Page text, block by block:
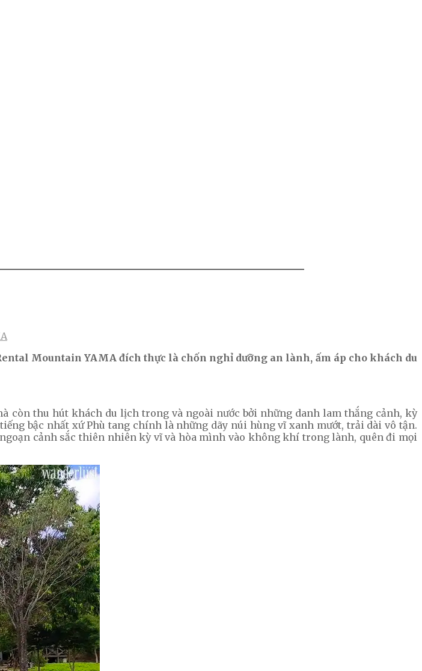
Mountain YAMA đích thực là chốn nghỉ dưỡng an lành, ấm áp cho khách du
còn thu hút khách du lịch trong và ngoài nước bởi những danh lam thắng cảnh, kỳ
bậc nhất xứ Phù tang chính là những dãy núi hùng vĩ xanh mướt, trải dài vô tận.
cảnh sắc thiên nhiên kỳ vĩ và hòa mình vào không khí trong lành, quên đi mọi